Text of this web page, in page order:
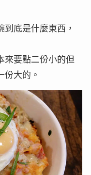
底是什麼東西，
來要點二份小的但
份大的。